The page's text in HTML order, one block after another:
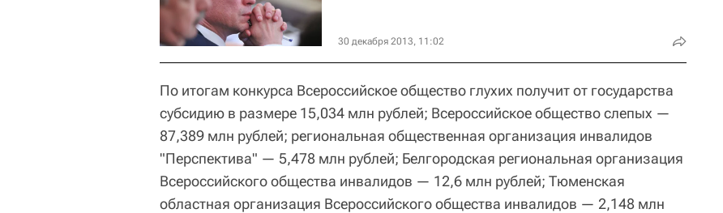
30 декабря 2013, 11:02
По итогам конкурса Всероссийское общество глухих получит от государства
субсидию в размере 15,034 млн рублей; Всероссийское общество слепых —
87,389 млн рублей; региональная общественная организация инвалидов
"Перспектива" — 5,478 млн рублей; Белгородская региональная организация
Всероссийского общества инвалидов — 12,6 млн рублей; Тюменская
областная организация Всероссийского общества инвалидов — 2,148 млн